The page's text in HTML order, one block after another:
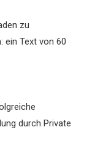
zu
ein Text von 60
durch Private